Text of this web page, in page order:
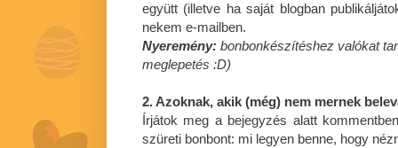
együtt (illetve ha saját blogban
nekem e-mailben.
Nyeremény: bonbonkészítéshez valókat
meglepetés :D)
2. Azoknak, akik (még) nem mernek
Írjátok meg a bejegyzés alatt
szüreti bonbont: mi legyen benne, hogy